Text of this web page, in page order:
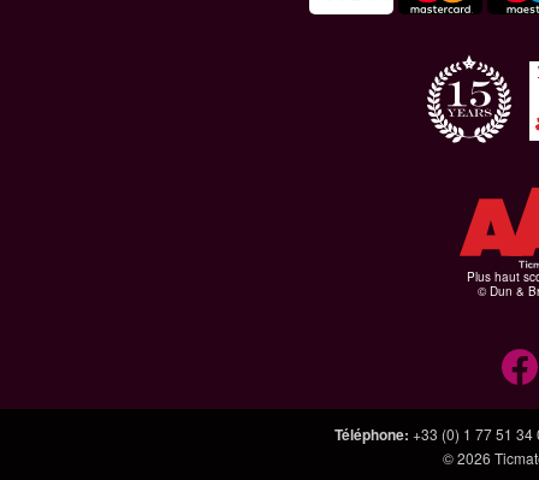
Plus haut
© Dun &
Téléphone: +33 (0) 1 77 51 34
© 2026